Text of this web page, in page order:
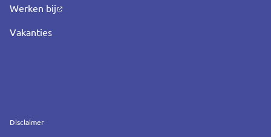
Werken bij
Vakanties
Service
Disclaimer